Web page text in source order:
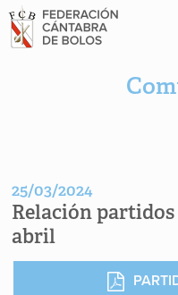
25/03/2024
Relación partidos
abril